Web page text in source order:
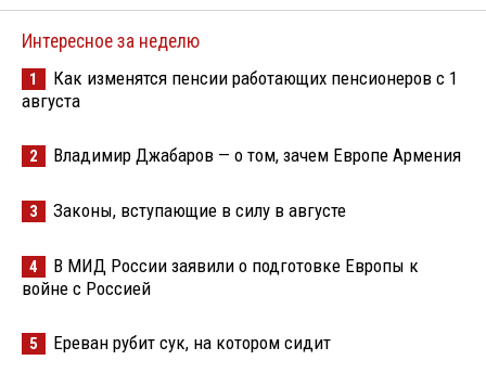
Интересное за неделю
1
Как изменятся пенсии работающих пенсионеров с 1
августа
2 Владимир Джабаров — о том, зачем Европе Армения
3 Законы, вступающие в силу в августе
4
В МИД России заявили о подготовке Европы к
войне с Россией
5 Ереван рубит сук, на котором сидит